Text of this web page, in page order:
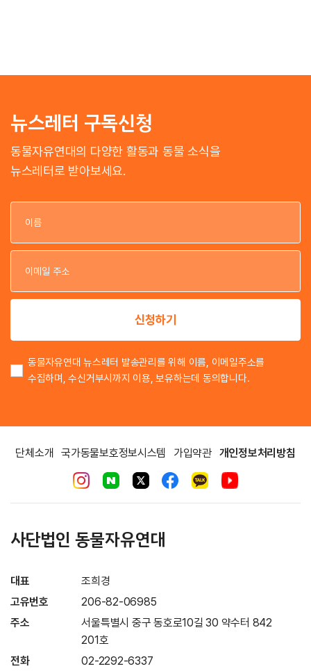
뉴스레터 구독신청
동물자유연대의 다양한 활동과 동물 소식을
뉴스레터로 받아보세요.
이
이
신청하기
동물자유연대 뉴스레터 발송관리를 위해 이름, 이메일주소를
수집하며, 수신거부시까지 이용, 보유하는데 동의합니다.
단체소개 국가동물보호정보시스템 가입약관 개인정보처리방침
사단법인 동물자유연대
대표
조희경
고유번호
206-82-06985
주소
서울특별시 중구 동호로10길 30 약수터 842
201호
전화
02-2292-6337